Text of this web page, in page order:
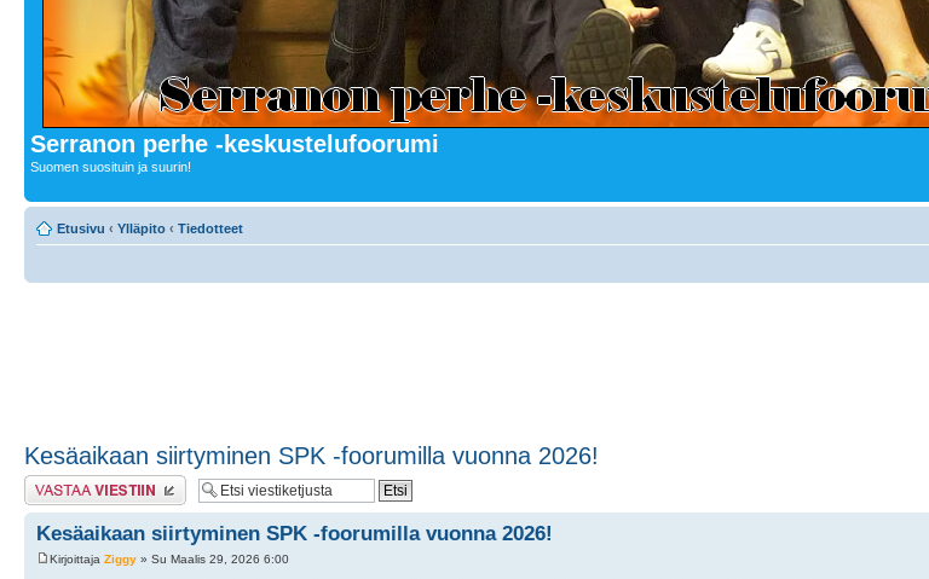
Serranon perhe -keskustelufoorumi
Suomen suosituin ja suurin!
Etusivu ‹ Ylläpito ‹ Tiedotteet
Kesäaikaan siirtyminen SPK -foorumilla vuonna 2026!
Lähetä vastaus
Kesäaikaan siirtyminen SPK -foorumilla vuonna 2026!
Kirjoittaja Ziggy » Su Maalis 29, 2026 6:00